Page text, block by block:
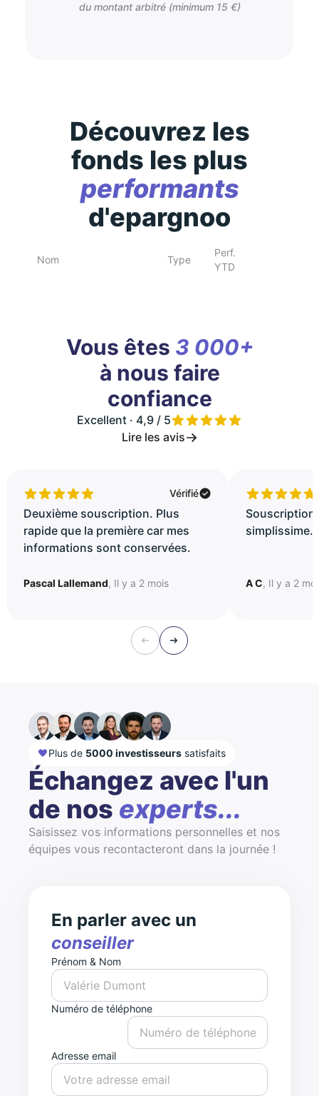
du montant arbitré (minimum 15 €)
Découvrez les
fonds les plus
performants
d'epargnoo
Nom Type
Perf.
YTD
Vous êtes 3 000+
à nous faire
confiance
Excellent · 4,9 / 5
Lire les avis
Vérifié
Deuxième souscription. Plus
rapide que la première car mes
informations sont conservées.
Pascal Lallemand, Il y a 2 mois
Souscription
A C, Il y a 2
Plus de 5000 investisseurs satisfaits
Échangez avec l'un
de nos experts...
Saisissez vos informations personnelles et nos
équipes vous recontacteront dans la journée !
En parler avec un
conseiller
Prénom & Nom
Numéro de téléphone
Adresse email